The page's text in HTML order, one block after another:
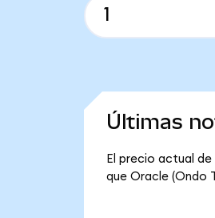
Últimas
El precio actual de
que Oracle (Ondo